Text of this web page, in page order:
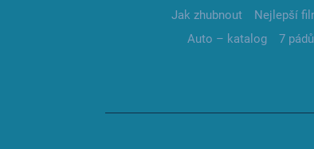
Jak zhubnout Nejlepší
Auto – katalog
7